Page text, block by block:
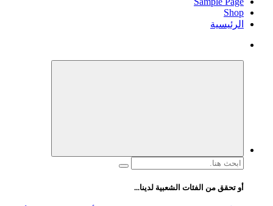
Shop
الرئيسية
البحث
أو تحقق من الفئات الشعبية لدينا...